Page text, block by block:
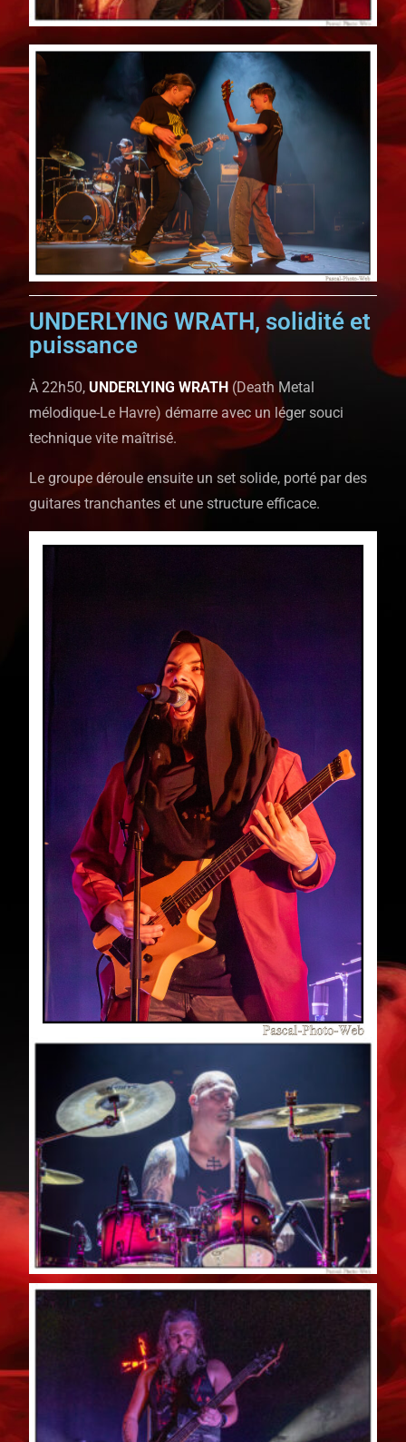
UNDERLYING WRATH, solidité et
puissance
À 22h50, UNDERLYING WRATH (Death Metal
mélodique-Le Havre) démarre avec un léger souci
technique vite maîtrisé.
Le groupe déroule ensuite un set solide, porté par des
guitares tranchantes et une structure efficace.